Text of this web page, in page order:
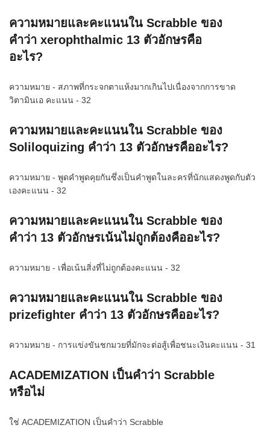
ความหมายและคะแนนใน Scrabble ของ
คำว่า xerophthalmic 13 ตัวอักษรคือ
อะไร?
ความหมาย - สภาพที่กระจกตาแห้งมากเกินไปเนื่องจากการขาด
วิตามินเอ คะแนน - 32
ความหมายและคะแนนใน Scrabble ของ
Soliloquizing คำว่า 13 ตัวอักษรคืออะไร?
ความหมาย - พูดคำพูดคุยกันซึ่งเป็นคำพูดในละครที่นักแสดงพูดกับตัว
เองคะแนน - 32
ความหมายและคะแนนใน Scrabble ของ
คำว่า 13 ตัวอักษรเน้นไม่ถูกต้องคืออะไร?
ความหมาย - เพื่อเน้นสิ่งที่ไม่ถูกต้องคะแนน - 32
ความหมายและคะแนนใน Scrabble ของ
prizefighter คำว่า 13 ตัวอักษรคืออะไร?
ความหมาย - การแข่งขันชกมวยที่มักจะต่อสู้เพื่อชนะเงินคะแนน - 31
ACADEMIZATION เป็นคำว่า Scrabble
หรือไม่
ใช่ ACADEMIZATION เป็นคำว่า Scrabble